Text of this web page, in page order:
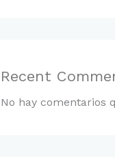
Recent
No hay comentarios